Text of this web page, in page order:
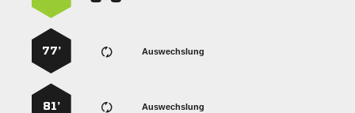
Auswechslung
77’
Auswechslung
81’